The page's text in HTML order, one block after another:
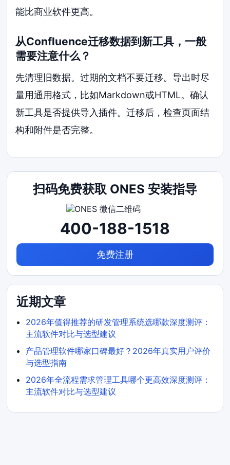
能比商业软件更高。
从Confluence迁移数据到新工具，一般
需要注意什么？
先清理旧数据。过期的文档不要迁移。导出时尽
量用通用格式，比如Markdown或HTML。确认
新工具是否提供导入插件。迁移后，检查页面结
构和附件是否完整。
扫码免费获取 ONES 安装指导
400-188-1518
免费注册
近期文章
2026年值得推荐的研发管理系统选哪款深度测评：
主流软件对比与选型建议
产品管理软件哪家口碑最好？2026年真实用户评价
与选型指南
2026年全流程需求管理工具哪个更高效深度测评：
主流软件对比与选型建议